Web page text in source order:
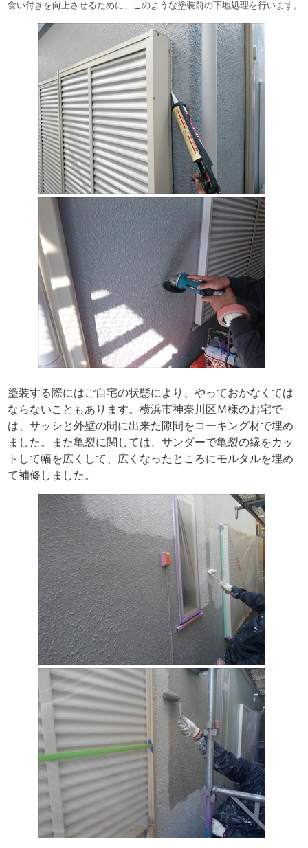
食い付きを向上させるために、このような塗装前の下地処理を行います。
塗装する際にはご自宅の状態により、やっておかなくては
ならないこともあります。横浜市神奈川区Ｍ様のお宅で
は、サッシと外壁の間に出来た隙間をコーキング材で埋め
ました。また亀裂に関しては、サンダーで亀裂の縁をカッ
トして幅を広くして、広くなったところにモルタルを埋め
て補修しました。